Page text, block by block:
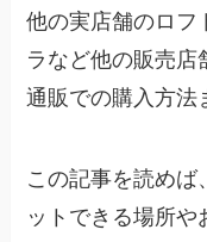
他の実店舗のロフ
ラなど他の販売店
通販での購入方法
この記事を読め
ットできる場所